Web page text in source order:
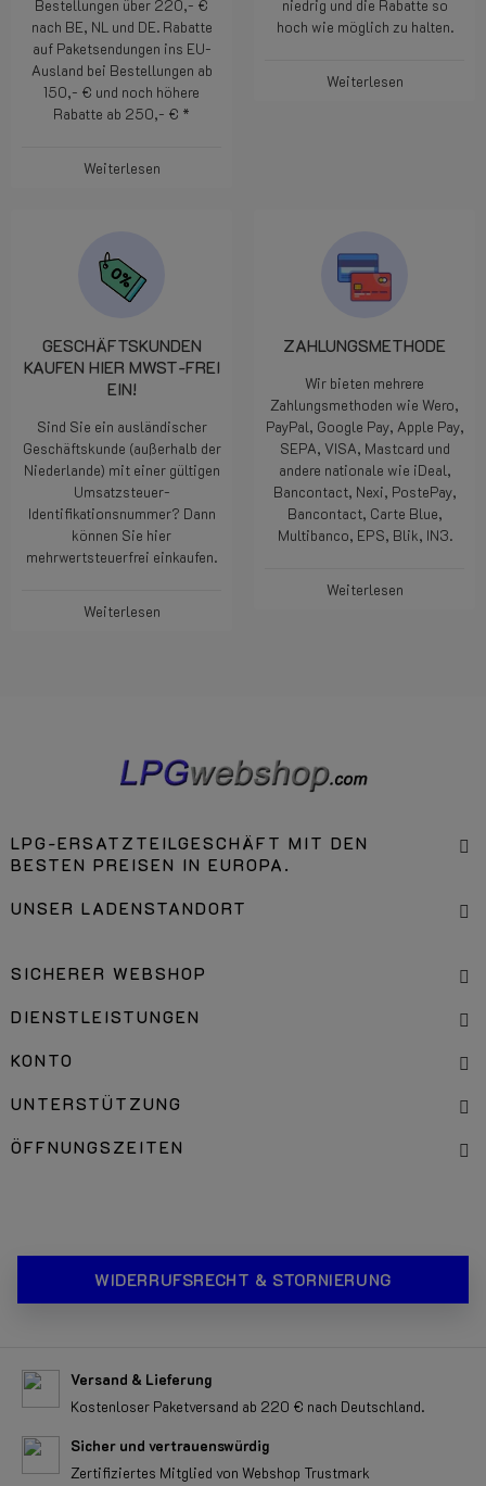
Bestellungen über 220,- €
nach BE, NL und DE. Rabatte
auf Paketsendungen ins EU-
Ausland bei Bestellungen ab
150,- € und noch höhere
Rabatte ab 250,- € *
Weiterlesen
niedrig und die Rabatte so
hoch wie möglich zu halten.
Weiterlesen
GESCHÄFTSKUNDEN
KAUFEN HIER MWST-FREI
EIN!
Sind Sie ein ausländischer
Geschäftskunde (außerhalb der
Niederlande) mit einer gültigen
Umsatzsteuer-
Identifikationsnummer? Dann
können Sie hier
mehrwertsteuerfrei einkaufen.
Weiterlesen
ZAHLUNGSMETHODE
Wir bieten mehrere
Zahlungsmethoden wie Wero,
PayPal, Google Pay, Apple Pay,
SEPA, VISA, Mastcard und
andere nationale wie iDeal,
Bancontact, Nexi, PostePay,
Bancontact, Carte Blue,
Multibanco, EPS, Blik, IN3.
Weiterlesen
LPG-ERSATZTEILGESCHÄFT MIT DEN
BESTEN PREISEN IN EUROPA.
UNSER LADENSTANDORT
SICHERER WEBSHOP
DIENSTLEISTUNGEN
KONTO
UNTERSTÜTZUNG
ÖFFNUNGSZEITEN
WIDERRUFSRECHT & STORNIERUNG
Versand & Lieferung
Kostenloser Paketversand ab 220 € nach Deutschland.
Sicher und vertrauenswürdig
Zertifiziertes Mitglied von Webshop Trustmark